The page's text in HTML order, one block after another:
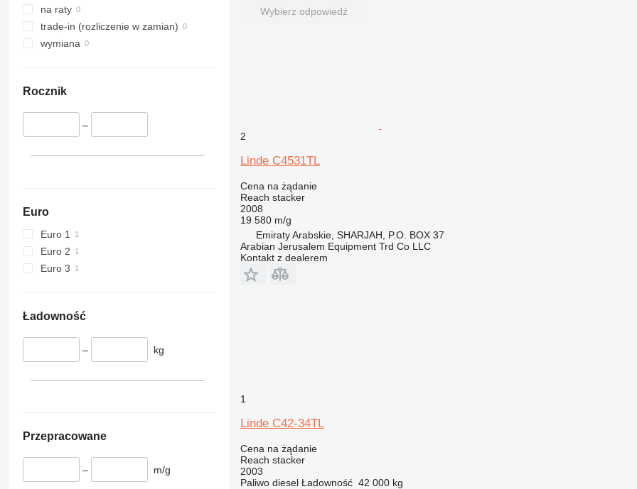
na raty
trade-in (rozliczenie w zamian)
wymiana
Rocznik
–
Euro
Euro 1
Euro 2
Euro 3
Ładowność
– kg
Przepracowane
– m/g
Wybierz odpowiedź
2
Linde C4531TL
Cena na żądanie
Reach stacker
2008
19 580 m/g
Emiraty Arabskie, SHARJAH, P.O. BOX 37
Arabian Jerusalem Equipment Trd Co LLC
Kontakt z dealerem
1
Linde C42-34TL
Cena na żądanie
Reach stacker
2003
Paliwo diesel Ładowność 42 000 kg